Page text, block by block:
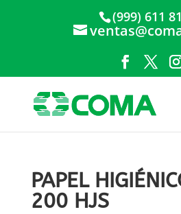
(999) 611
PAPEL
200 HJS